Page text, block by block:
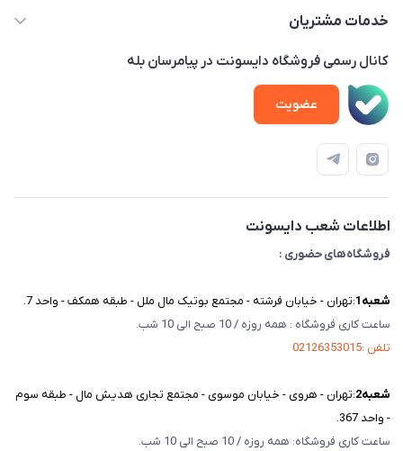
پلاک 23 – طبقه 3
خانه
ویدئو‌های آموزشی
دفترچه راهنمای محصولات
درباره ما
تماس با ما
خدمات مشتریان
امور مشتریان
حساب کاربری
قوانین و مقررات
کانال رسمی فروشگاه دایسونت در پیامرسان بله
عضویت
اطلاعات شعب دایسونت
فروشگاه‌های حضوری :
شعبه‌1 :تهران - خیابان فرشته - مجتمع بوتیک مال ملل - طبقه همکف - واحد 7.
ساعت کاری فروشگاه : همه روزه / 10 صبح الی 10 شب.
تلفن :02126353015
شعبه‌2 :تهران - هروی - خیابان موسوی - مجتمع تجاری هدیش مال - طبقه سوم
- واحد 367.
ساعت کاری فروشگاه: همه روزه / 10 صبح الی 10 شب.